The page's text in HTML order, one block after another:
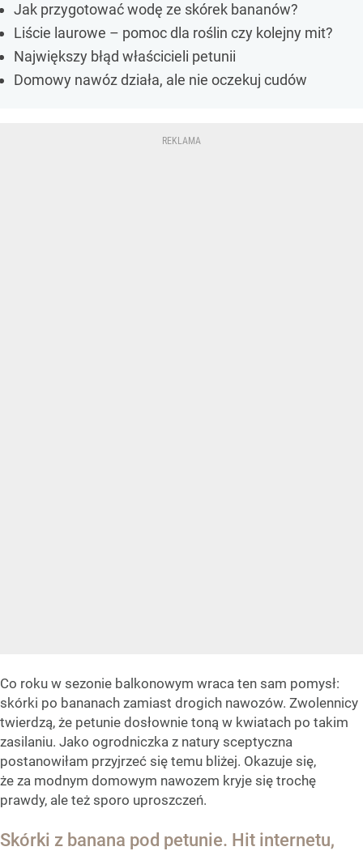
Jak przygotować wodę ze skórek bananów?
Liście laurowe – pomoc dla roślin czy kolejny mit?
Największy błąd właścicieli petunii
Domowy nawóz działa, ale nie oczekuj cudów
Co roku w sezonie balkonowym wraca ten sam pomysł:
skórki po bananach zamiast drogich nawozów. Zwolennicy
twierdzą, że petunie dosłownie toną w kwiatach po takim
zasilaniu. Jako ogrodniczka z natury sceptyczna
postanowiłam przyjrzeć się temu bliżej. Okazuje się,
że za modnym domowym nawozem kryje się trochę
prawdy, ale też sporo uproszczeń.
Skórki z banana pod petunie. Hit internetu,